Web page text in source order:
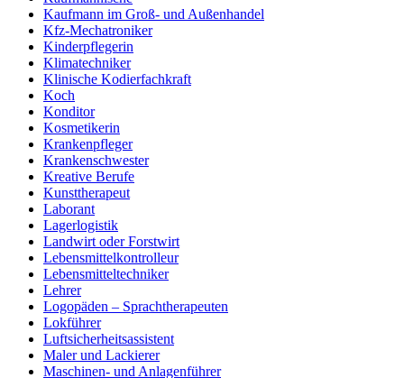
Kaufmann im Groß- und Außenhandel
Kfz-Mechatroniker
Kinderpflegerin
Klimatechniker
Klinische Kodierfachkraft
Koch
Konditor
Kosmetikerin
Krankenpfleger
Krankenschwester
Kreative Berufe
Kunsttherapeut
Laborant
Lagerlogistik
Landwirt oder Forstwirt
Lebensmittelkontrolleur
Lebensmitteltechniker
Lehrer
Logopäden – Sprachtherapeuten
Lokführer
Luftsicherheitsassistent
Maler und Lackierer
Maschinen- und Anlagenführer